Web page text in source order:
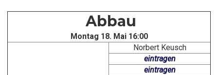
Abbau
Montag 18. Mai 16:00
Norbert Keusch
eintragen
eintragen